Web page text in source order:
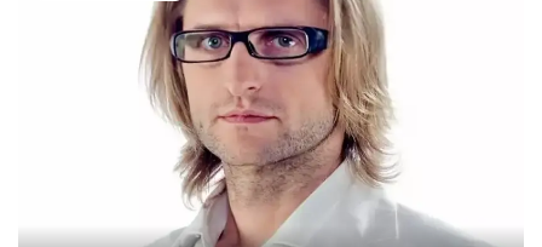
GASTRONOMIA
W RZESZOWIE